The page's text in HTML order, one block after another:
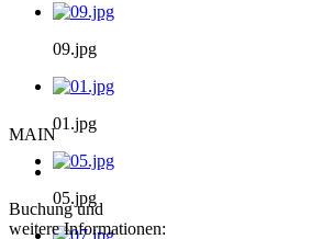
09.jpg
01.jpg
05.jpg
MAIN
Buchung und
weitere Informationen: